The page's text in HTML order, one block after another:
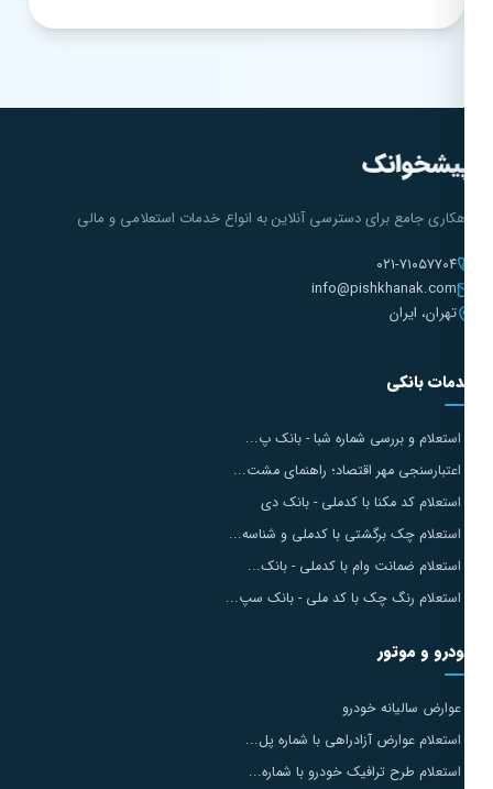
جامع برای دسترسی آنلاین به انواع خدمات استعلامی و مالی
۰۲۱-۷۱۰۵۷۷۰۴
info@pishkhanak.com
تهران، ایران
بانکی
استعلام و بررسی شماره شبا - بانک پ...
اعتبارسنجی مهر اقتصاد؛ راهنمای مشت...
استعلام کد مکنا با کدملی - بانک دی
استعلام چک برگشتی با کدملی و شناسه...
استعلام ضمانت وام با کدملی - بانک...
استعلام رنگ چک با کد ملی - بانک سپ...
و موتور
عوارض سالیانه خودرو
استعلام عوارض آزادراهی با شماره پل...
استعلام طرح ترافیک خودرو با شماره...